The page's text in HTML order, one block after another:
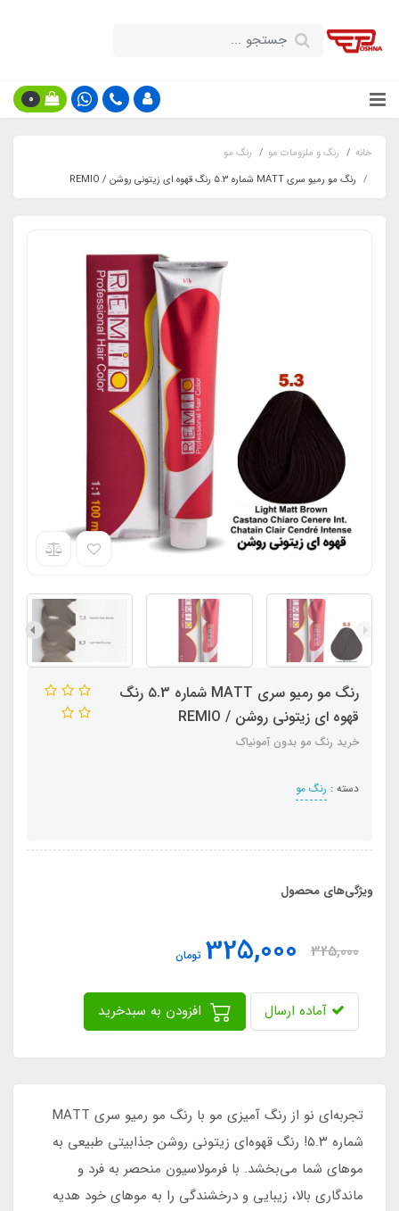
0
خانه رنگ و ملزومات مو
رنگ مو
رنگ مو رمیو سری MATT شماره ۵.3 رنگ قهوه ای زیتونی روشن / REMIO
رنگ مو رمیو سری MATT شماره ۵.3 رنگ
قهوه ای زیتونی روشن / REMIO
خرید رنگ مو بدون آمونیاک
دسته : رنگ مو
ویژگی‌های محصول
325,000
325,000 تومان
آماده ارسال
تجربه‌ای نو از رنگ آمیزی مو با رنگ مو رمیو سری MATT
شماره ۵.۳! رنگ قهوه‌ای زیتونی روشن جذابیتی طبیعی به
موهای شما می‌بخشد. با فرمولاسیون منحصر به فرد و
ماندگاری بالا، زیبایی و درخشندگی را به موهای خود هدیه